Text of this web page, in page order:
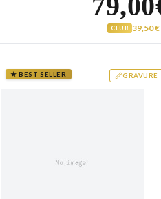
CLUB 39,50
GRAVURE
★ BEST-SELLER Chevalière